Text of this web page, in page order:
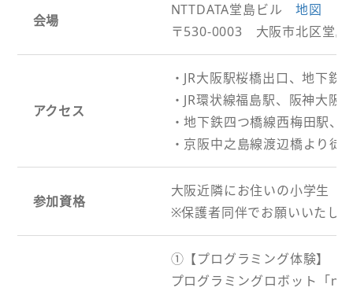
会場
NTTDATA堂島ビル地図
〒530-0003 大阪市北区堂島
アクセス
・JR大阪駅桜橋出口、地下
・JR環状線福島駅、阪神大阪
・地下鉄四つ橋線西梅田駅、
・京阪中之島線渡辺橋より徒
参加資格
大阪近隣にお住いの小学生
※保護者同伴でお願いいたし
①【プログラミング体験】
プログラミングロボット「ｍ